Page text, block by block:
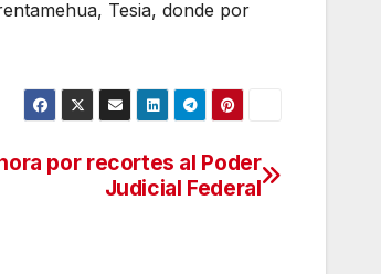
Tesia, donde por
por recortes al Poder
Judicial Federal